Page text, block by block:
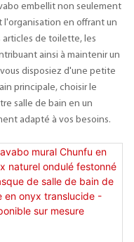
embellit non seulement
l'organisation en offrant un
articles de toilette, les
ainsi à maintenir un
disposiez d'une petite
principale, choisir le
salle de bain en un
adapté à vos besoins.